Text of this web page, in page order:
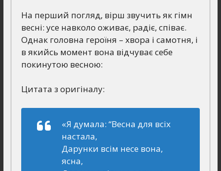
На перший погляд, вірш звучить як гімн
весні: усе навколо оживає, радіє, співає.
Однак головна героїня – хвора і самотня, і
в якийсь момент вона відчуває себе
покинутою весною:
Цитата з оригіналу:
«Я думала: “Весна для всіх
настала,
Дарунки всім несе вона,
ясна,